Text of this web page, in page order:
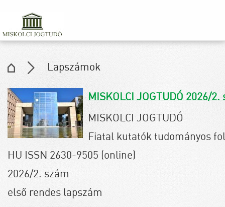
Lapszámok
MISKOLCI JOGTUDÓ 2026/
MISKOLCI JOGTUDÓ
Fiatal kutatók tudományos
HU ISSN 2630-9505 (online)
2026/2. szám
első rendes lapszám